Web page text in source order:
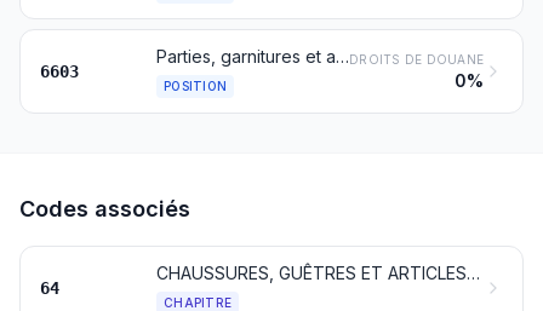
6603
Parties, garnitures et accessoires pour articles des nos 6601 ou 6602
POSITION
DROITS DE DOUANE
0%
Codes associés
64
CHAUSSURES, GUÊTRES ET ARTICLES ANALOGUES; PARTIES DE CES OBJETS
CHAPITRE